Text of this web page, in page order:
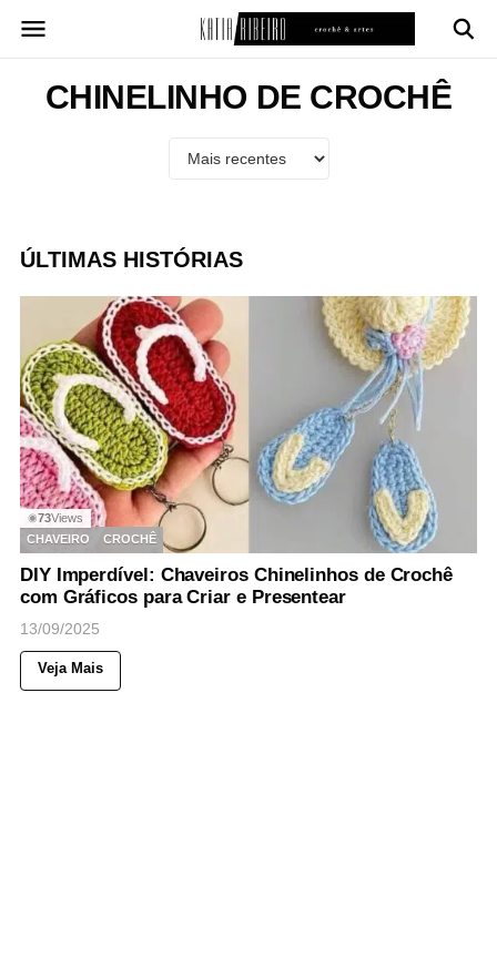
para
conteúdoCHINELINHO DE CROCHÊ
ÚLTIMAS HISTÓRIAS
◉73Views
CHAVEIRO
CROCHÊ
DIY Imperdível: Chaveiros Chinelinhos de Crochê
com Gráficos para Criar e Presentear
13/09/2025
Veja Mais